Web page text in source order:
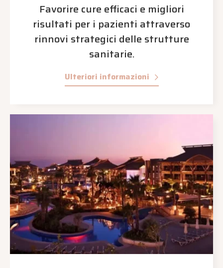
Favorire cure efficaci e migliori
risultati per i pazienti attraverso
rinnovi strategici delle strutture
sanitarie.
Ulteriori informazioni